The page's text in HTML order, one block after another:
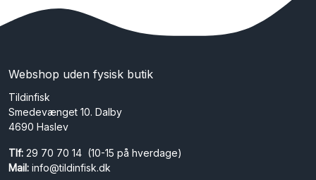
Webshop uden fysisk butik
Tildinfisk
Smedevænget 10. Dalby
4690 Haslev
Tlf: 29 70 70 14 (10-15 på hverdage)
Mail: info@tildinfisk.dk